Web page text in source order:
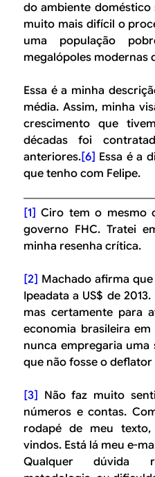
do ambiente
muito mais difícil o
uma população
megalópoles modernas
Essa é a minha
média. Assim, minha
crescimento que
décadas foi
anteriores.[6] Essa é a
que tenho com Felipe.
[1] Ciro tem o mesmo
governo FHC. Tratei
minha resenha crítica.
[2] Machado afirma
Ipeadata a US$ de
mas certamente para
economia brasileira
nunca empregaria
que não fosse o deflator
[3] Não faz muito
números e contas.
rodapé de meu
vindos. Está lá meu e-
Qualquer dúvida